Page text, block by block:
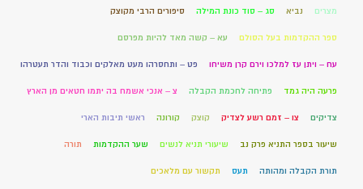
מצרים נביא סג – סוד כונת המילה סיפורים הרבי מקוצק
ספר ההקדמות בעל הסולם עא – קשה מאד להיות מפרסם
עח – ויתן עז למלכו וירם קרן משיחו פט – ותחסרהו מעט מאלקים וכבוד והדר תעטרהו
פרעה היה גמד פתיחה לחכמת הקבלה צ – אנכי אשמח בה יתמו חטאים מן הארץ
צדיקים צו – זמם רשע לצדיק קוצק קורונה ראשי תיבות הארי
שיעור בספר התניא פרק נב שיעורי תניא לנשים שער ההקדמות תורה
תורת הקבלה ומהותה תעס תקשור עם מלאכים